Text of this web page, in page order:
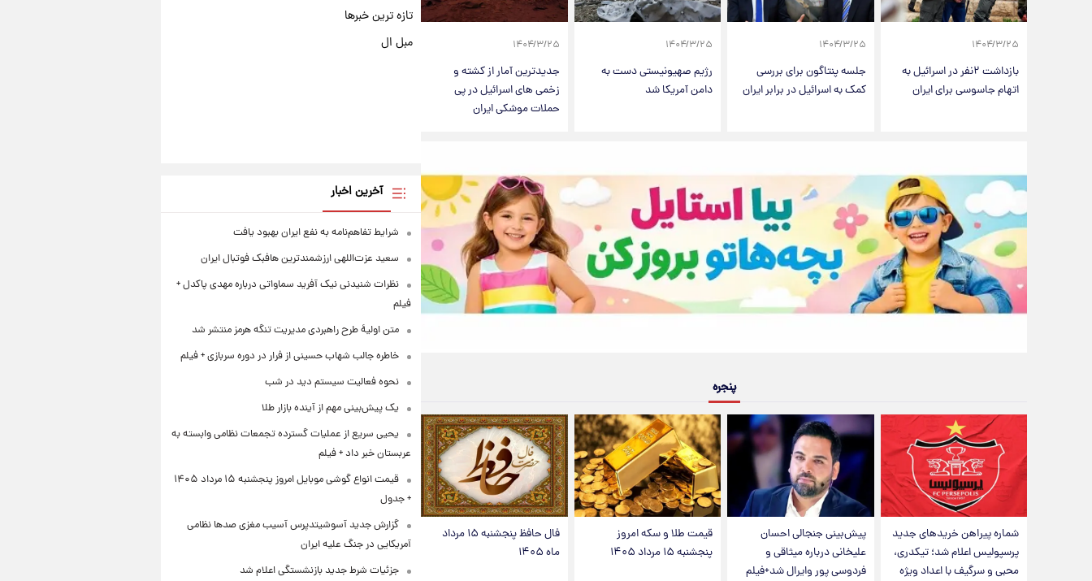
۱۴۰۴/۳/۲۵
بازداشت ۲نفر در اسرائیل به
اتهام جاسوسی برای ایران
۱۴۰۴/۳/۲۵
جلسه پنتاگون برای بررسی
کمک‌ به اسرائیل در برابر ایران
۱۴۰۴/۳/۲۵
رژیم صهیونیستی دست به
دامن آمریکا شد
۱۴۰۴/۳/۲۵
جدیدترین آمار از کشته و
زخمی های اسرائیل در پی
حملات موشکی ایران
پنجره
شماره پیراهن خریدهای جدید
پرسپولیس اعلام شد؛ تیکدری،
محبی و سرگیف با اعداد ویژه
پیش‌بینی جنجالی احسان
علیخانی درباره میثاقی و
فردوسی پور وایرال شد+فیلم
قیمت طلا و سکه امروز
پنجشنبه ۱۵ مرداد ۱۴۰۵
فال حافظ پنجشنبه ۱۵ مرداد
ماه ۱۴۰۵
تازه ترین خبرها
مبل ال
آخرین اخبار
شرایط تفاهم‌نامه به نفع ایران بهبود یافت
سعید عزت‌اللهی ارزشمندترین هافبک فوتبال ایران
نظرات شنیدنی نیک آفرید سماواتی درباره مهدی پاکدل +
فیلم
متن اولیۀ طرح راهبردی مدیریت تنگه هرمز منتشر شد
خاطره جالب شهاب حسینی از فرار در دوره سربازی + فیلم
نحوه فعالیت سیستم دید در شب
یک پیش‌بینی مهم از آینده بازار طلا
یحیی سریع از عملیات گسترده تجمعات نظامی وابسته به
عربستان خبر داد + فیلم
قیمت انواع گوشی موبایل امروز پنجشنبه ۱۵ مرداد ۱۴۰۵
+ جدول
گزارش جدید آسوشیتدپرس آسیب مغزی صدها نظامی
آمریکایی در جنگ علیه ایران
جزئیات شرط جدید بازنشستگی اعلام شد